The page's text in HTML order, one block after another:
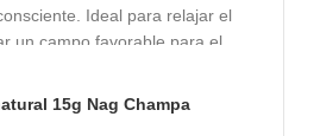
Ideal para relajar el
un campo favorable para el
15g Nag Champa